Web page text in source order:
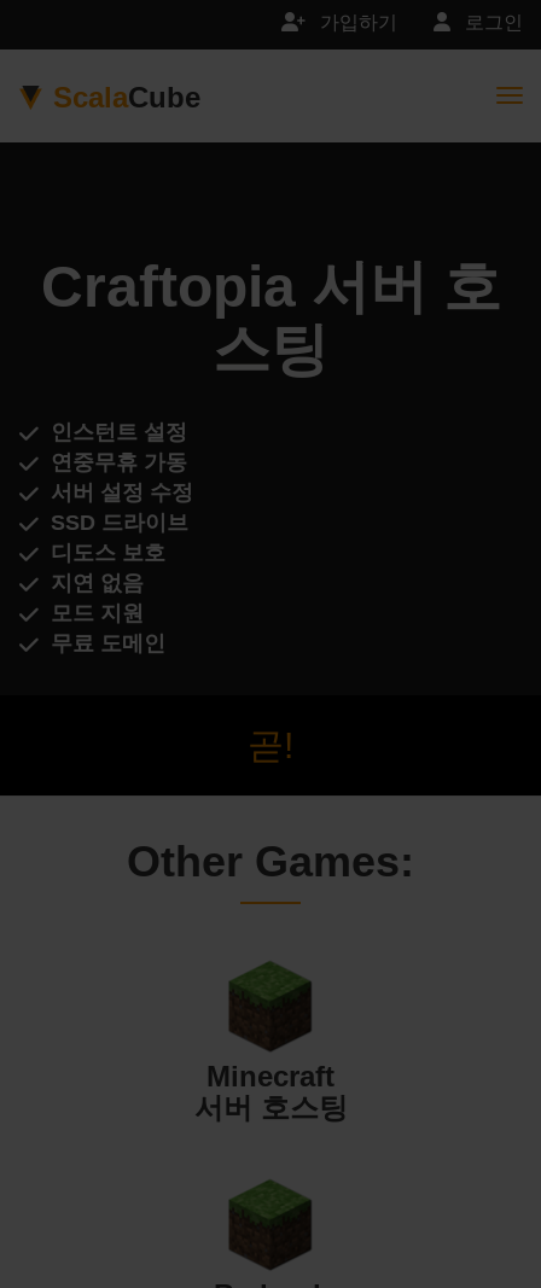
로그인
가입하기
ScalaCube
Craftopia 서버 호
스팅
인스턴트 설정
연중무휴 가동
서버 설정 수정
SSD 드라이브
디도스 보호
지연 없음
모드 지원
무료 도메인
곧!
Other Games:
Minecraft
서버 호스팅